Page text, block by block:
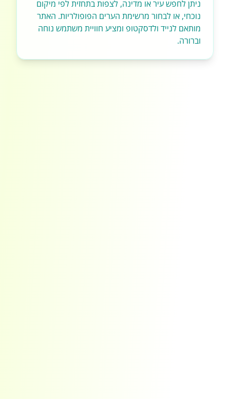
ניתן לחפש עיר או מדינה, לצפות בתחזית לפי מיקום
נוכחי, או לבחור מרשימת הערים הפופולריות. האתר
מותאם לנייד ולדסקטופ ומציע חוויית משתמש נוחה
וברורה.